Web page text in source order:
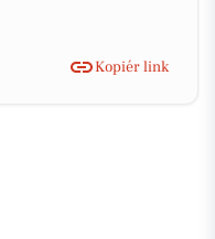
Kopiér link